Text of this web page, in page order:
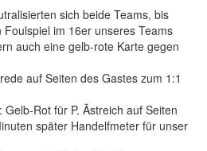
sich beide Teams, bis
im 16er unseres Teams
auch eine gelb-rote Karte gegen
auf Seiten des Gastes zum 1:1
Rot für P. Ãstreich auf Seiten
später Handelfmeter für unser